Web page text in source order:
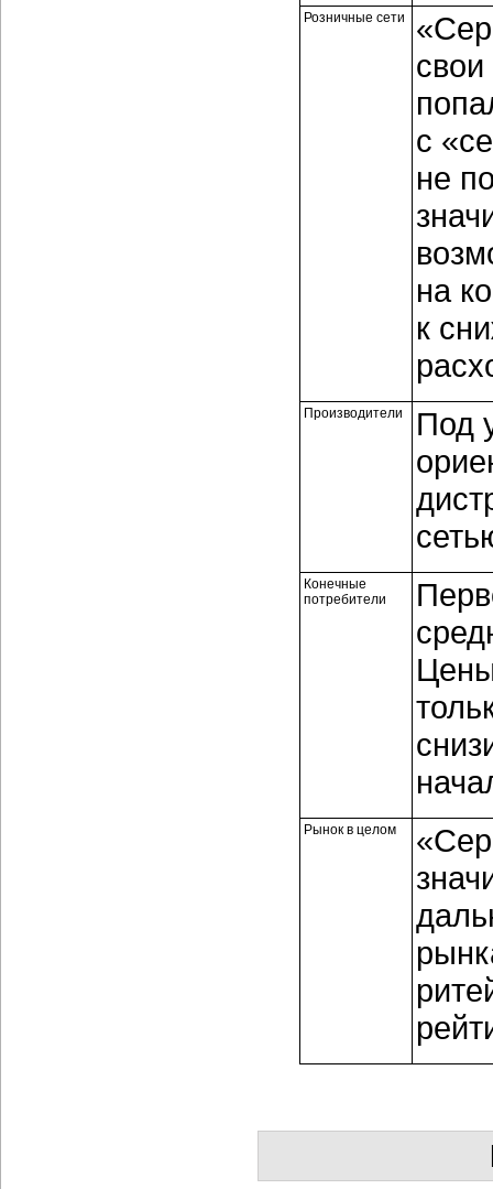
Розничные сети
с
не
на
к
Производители
Под
Конечные
потребители
Рынок в целом